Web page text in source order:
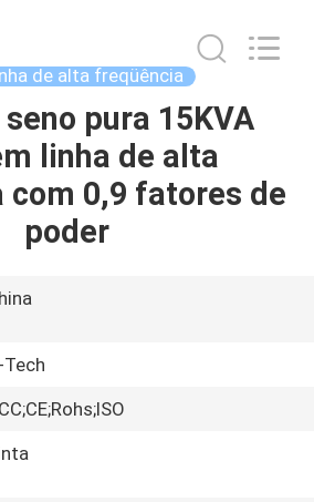
de alta freqüência
pura 15KVA
linha de alta
com 0,9 fatores de
poder
Tech